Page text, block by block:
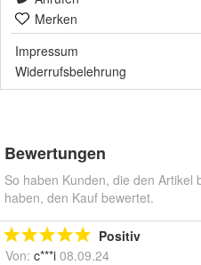
Merken
Impressum
Widerrufsbelehrung
Bewertungen
So haben Kunden, die den Artikel
haben, den Kauf bewertet.
Positiv
Von: c***i 08.09.24